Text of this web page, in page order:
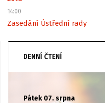
14:00
Zasedání Ústřední rady
DENNÍ ČTENÍ
Pátek 07. srpna